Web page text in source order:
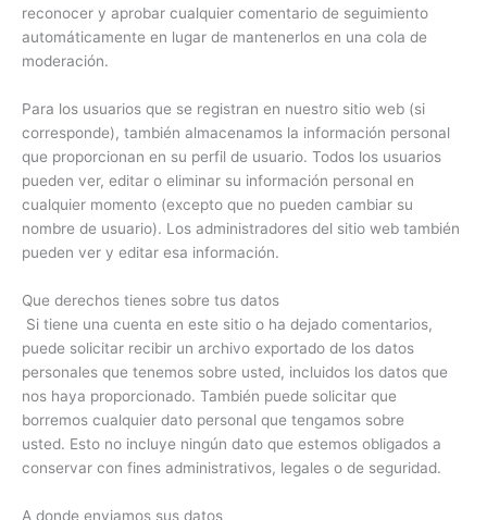
reconocer y aprobar cualquier comentario de seguimiento
automáticamente en lugar de mantenerlos en una cola de
moderación.
Para los usuarios que se registran en nuestro sitio web (si
corresponde), también almacenamos la información personal
que proporcionan en su perfil de usuario. Todos los usuarios
pueden ver, editar o eliminar su información personal en
cualquier momento (excepto que no pueden cambiar su
nombre de usuario). Los administradores del sitio web también
pueden ver y editar esa información.
Que derechos tienes sobre tus datos
Si tiene una cuenta en este sitio o ha dejado comentarios,
puede solicitar recibir un archivo exportado de los datos
personales que tenemos sobre usted, incluidos los datos que
nos haya proporcionado. También puede solicitar que
borremos cualquier dato personal que tengamos sobre
usted. Esto no incluye ningún dato que estemos obligados a
conservar con fines administrativos, legales o de seguridad.
A donde enviamos sus datos